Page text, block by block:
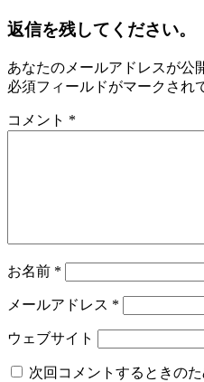
返信を残してください。
あなたのメールアドレスが公
必須フィールドがマークされ
コメント *
お名前 *
メールアドレス *
ウェブサイト
次回コメントするときの